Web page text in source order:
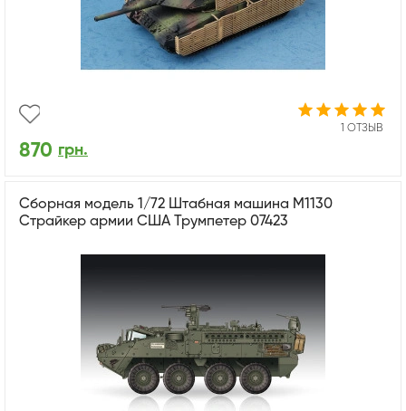
1 ОТЗЫВ
870 грн.
Сборная модель 1/72 Штабная машина M1130
Страйкер армии США Трумпетер 07423